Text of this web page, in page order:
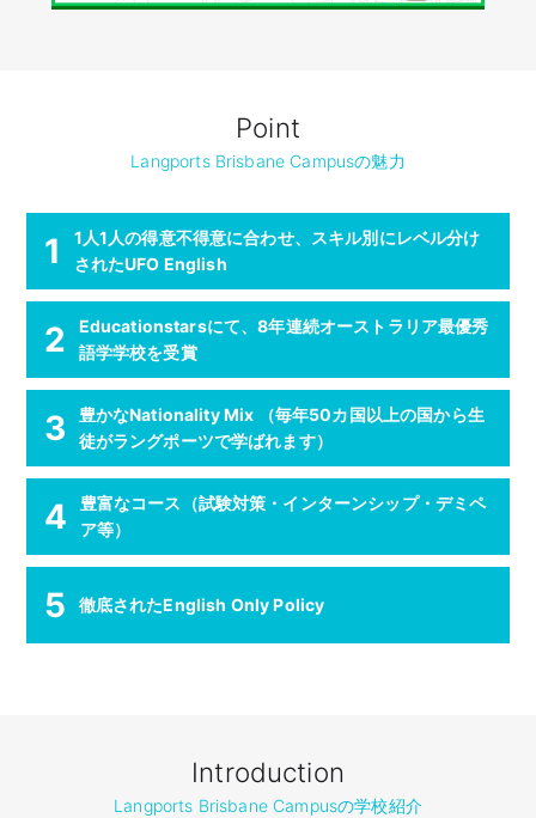
Point
Langports Brisbane Campusの魅力
1
1人1人の得意不得意に合わせ、スキル別にレベル分け
されたUFO English
2
Educationstarsにて、8年連続オーストラリア最優秀
語学学校を受賞
3
豊かなNationality Mix （毎年50カ国以上の国から生
徒がラングポーツで学ばれます）
4
豊富なコース（試験対策・インターンシップ・デミペ
ア等）
5 徹底されたEnglish Only Policy
Introduction
Langports Brisbane Campusの学校紹介